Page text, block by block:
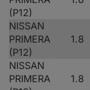
(P12)
NISSAN
PRIMERA
(P12)
1.8
NISSAN
PRIMERA
1.8